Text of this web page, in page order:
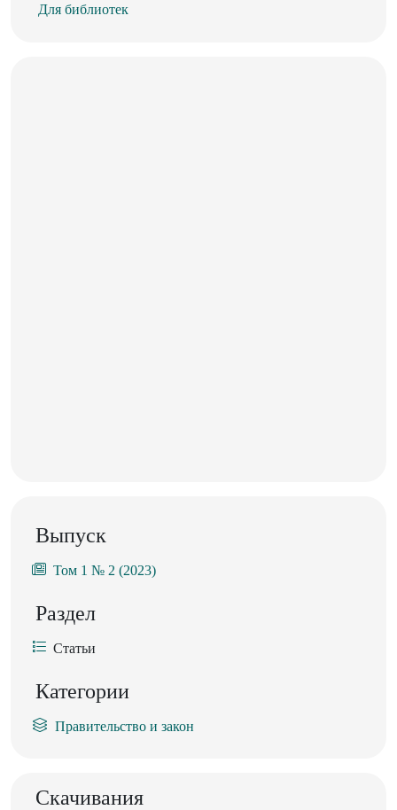
Для библиотек
Выпуск
Том 1 № 2 (2023)
Раздел
Статьи
Категории
Правительство и закон
Скачивания